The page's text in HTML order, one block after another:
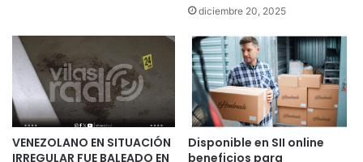
diciembre 20, 2025
VENEZOLANO EN SITUACIÓN
IRREGULAR FUE BALEADO EN
Disponible en SII online
beneficios para